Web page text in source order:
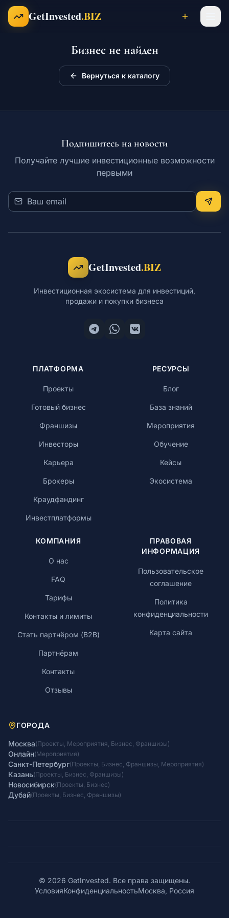
Перейти к содержимому
GetInvested.BIZ
Проекты
Обучение
Бизнес не найден
Вернуться к каталогу
Подпишитесь на новости
Получайте лучшие инвестиционные возможности
первыми
GetInvested.BIZ
Инвестиционная экосистема для инвестиций,
продажи и покупки бизнеса
ПЛАТФОРМА
Проекты
Готовый бизнес
Франшизы
Инвесторы
Карьера
Брокеры
Краудфандинг
Инвестплатформы
РЕСУРСЫ
Блог
База знаний
Мероприятия
Обучение
Кейсы
Экосистема
КОМПАНИЯ
О нас
FAQ
Тарифы
Контакты и лимиты
Стать партнёром (B2B)
Партнёрам
Контакты
Отзывы
ПРАВОВАЯ
ИНФОРМАЦИЯ
Пользовательское
соглашение
Политика
конфиденциальности
Карта сайта
ГОРОДА
Москва(Проекты, Мероприятия, Бизнес, Франшизы)
Онлайн(Мероприятия)
Санкт-Петербург(Проекты, Бизнес, Франшизы, Мероприятия)
Казань(Проекты, Бизнес, Франшизы)
Новосибирск(Проекты, Бизнес)
Дубай(Проекты, Бизнес, Франшизы)
© 2026 GetInvested. Все права защищены.
УсловияКонфиденциальностьМосква, Россия